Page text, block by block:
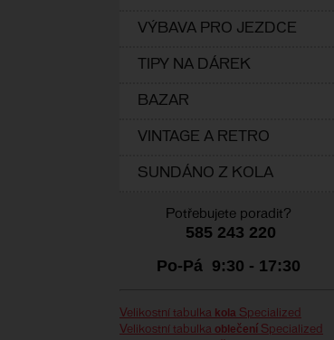
VÝBAVA PRO JEZDCE
TIPY NA DÁREK
BAZAR
VINTAGE A RETRO
SUNDÁNO Z KOLA
Potřebujete poradit?
585 243 220
Po-Pá 9:30 - 17:30
Velikostní tabulka kola Specialized
Velikostní tabulka oblečení Specialized